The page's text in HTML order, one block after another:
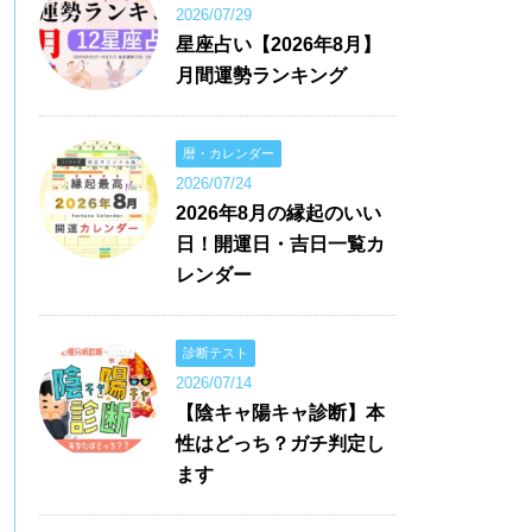
2026/07/29
星座占い【2026年8月】
月間運勢ランキング
暦・カレンダー
2026/07/24
2026年8月の縁起のいい
日！開運日・吉日一覧カ
レンダー
診断テスト
2026/07/14
【陰キャ陽キャ診断】本
性はどっち？ガチ判定し
ます